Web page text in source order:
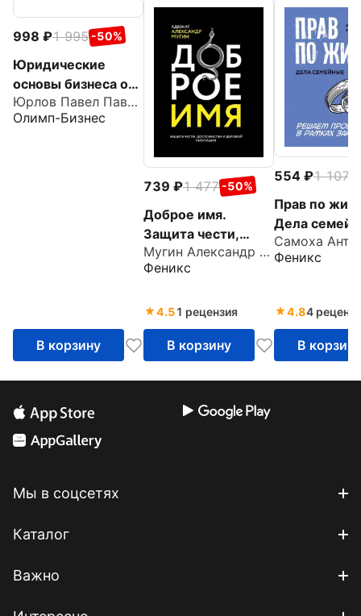
998 1 995 -50%
Юридические
основы бизнеса от
практикующих
адвокатов.
Юрлов Павел Павлович
Олимп-Бизнес
В корзину
739 1 477 -50%
Доброе имя.
Защита чести,
достоинства и
деловой репутации
Мугин Александр Сергеевич
Феникс
4.51 рецензия
В корзину
554 1 107
Прав по
Дела
Самоха
Феникс
4.84
В корзину
Мы в соцсетях
Каталог
Важно